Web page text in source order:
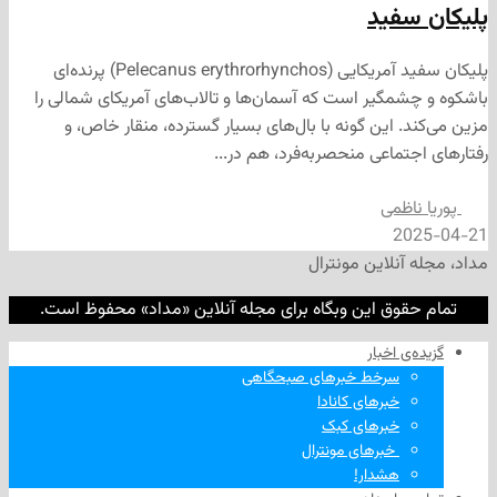
پلیکان سفید آمریکایی (Pelecanus erythrorhynchos) پرنده‌ای
است که آسمان‌ها و تالاب‌های آمریکای شمالی را
گونه با بال‌های بسیار گسترده، منقار خاص، و
منحصر‌به‌فرد، هم در...
مونترال
این وبگاه برای مجله آنلاین «مداد» محفوظ است.
اخبار
سرخط خبرهای صبحگاهی
خبرهای کانادا
خبرهای کبک
‌ خبرهای مونترال